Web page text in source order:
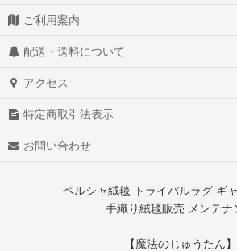
ご利用案内
配送・送料について
アクセス
特定商取引法表示
お問い合わせ
ペルシャ絨毯 トライバルラグ ギ
手織り絨毯販売 メンテナ
【魔法のじゅうたん】